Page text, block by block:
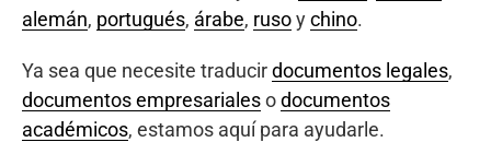
alemán, portugués, árabe, rusoychino.
Ya sea que necesite traducirdocumentos legales,
documentos empresarialesodocumentos
académicos, estamos aquí para ayudarle.